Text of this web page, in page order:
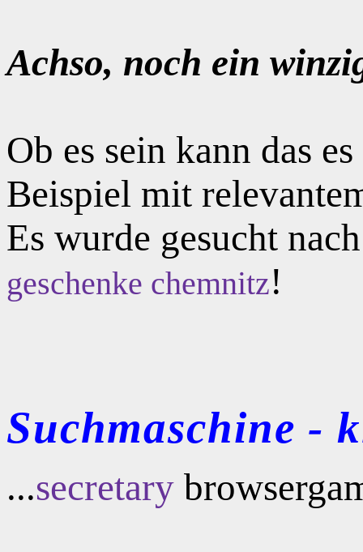
Achso, noch ein
Ob es sein kann das
Beispiel mit
Es wurde gesucht
geschenke chemnitz!
Suchmaschine -
...secretary